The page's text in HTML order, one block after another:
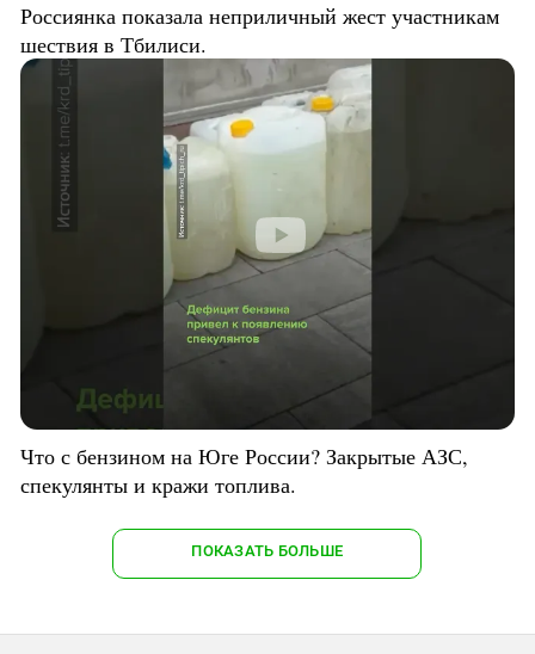
Россиянка показала неприличный жест участникам
шествия в Тбилиси.
Что с бензином на Юге России? Закрытые АЗС,
спекулянты и кражи топлива.
ПОКАЗАТЬ БОЛЬШЕ